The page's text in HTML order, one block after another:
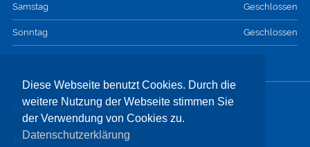
Diese Webseite benutzt Cookies. Durch die
weitere Nutzung der Webseite stimmen Sie
der Verwendung von Cookies zu.
Datenschutzerklärung
Samstag Geschlossen
Sonntag Geschlossen
Unbeschwert-Lebenswert © 2026
Links